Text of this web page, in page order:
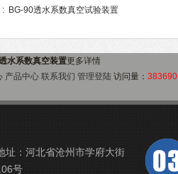
: BG-90透水系数真空试验装置
水系数真空装置更多详情
产品中心 联系我们 管理登陆 访问量： 383690
址：河北省沧州市学府大街
号